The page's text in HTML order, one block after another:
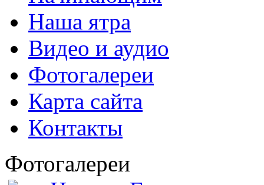
Наша ятра
Видео и аудио
Фотогалереи
Карта сайта
Контакты
Фотогалереи